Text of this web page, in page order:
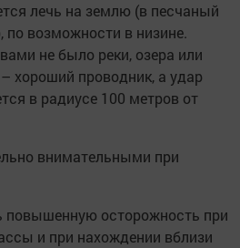
лечь на землю (в песчаный
по возможности в низине.
не было реки, озера или
хороший проводник, а удар
в радиусе 100 метров от
внимательными при
осторожность при
и при нахождении вблизи